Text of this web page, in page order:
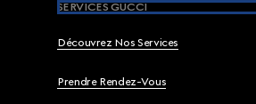
SERVICES GUCCI
Découvrez Nos Services
Prendre Rendez-Vous